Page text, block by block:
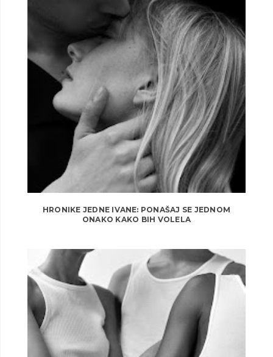
HRONIKE JEDNE IVANE: PONAŠAJ SE JEDNOM
ONAKO KAKO BIH VOLELA